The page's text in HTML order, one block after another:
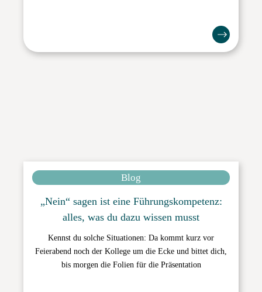
Blog
„Nein“ sagen ist eine Führungskompetenz:
alles, was du dazu wissen musst
Kennst du solche Situationen: Da kommt kurz vor
Feierabend noch der Kollege um die Ecke und bittet dich,
bis morgen die Folien für die Präsentation